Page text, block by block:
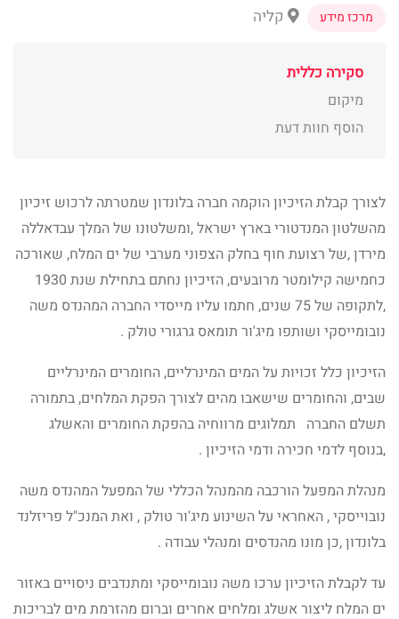
מרכז מידע
קליה
סקירה כללית
מיקום
הוסף חוות דעת
לצורך קבלת הזיכיון הוקמה חברה בלונדון שמטרתה לרכוש זיכיון
מהשלטון המנדטורי בארץ ישראל ,ומשלטונו של המלך עבדאללה
מירדן ,של רצועת חוף בחלק הצפוני מערבי של ים המלח, שאורכה
כחמישה קילומטר מרובעים, הזיכיון נחתם בתחילת שנת 1930
,לתקופה של 75 שנים, חתמו עליו מייסדי החברה המהנדס משה
נובומייסקי ושותפו מיג'ור תומאס גרגורי טולק .
הזיכיון כלל זכויות על המים המינרליים, החומרים המינרליים
שבים, והחומרים שישאבו מהים לצורך הפקת המלחים, בתמורה
תשלם החברה תמלוגים מרווחיה בהפקת החומרים והאשלג
,בנוסף לדמי חכירה ודמי הזיכיון .
מנהלת המפעל הורכבה מהמנהל הכללי של המפעל המהנדס משה
נובוייסקי , האחראי על השינוע מיג'ור טולק , ואת המנכ"ל פריזלנד
בלונדון ,כן מונו מהנדסים ומנהלי עבודה .
עד לקבלת הזיכיון ערכו משה נובומייסקי ומתנדבים ניסויים באזור
ים המלח ליצור אשלג ומלחים אחרים וברום מהזרמת מים לבריכות